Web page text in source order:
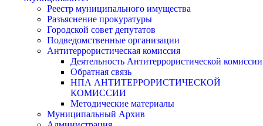
Реестр муниципального имущества
Разъяснение прокуратуры
Городской совет депутатов
Подведомственные организации
Антитеррористическая комиссия
Деятельность Антитеррористической комиссии
Обратная связь
НПА АНТИТЕРРОРИСТИЧЕСКОЙ
КОМИССИИ
Методические материалы
Муниципальный Архив